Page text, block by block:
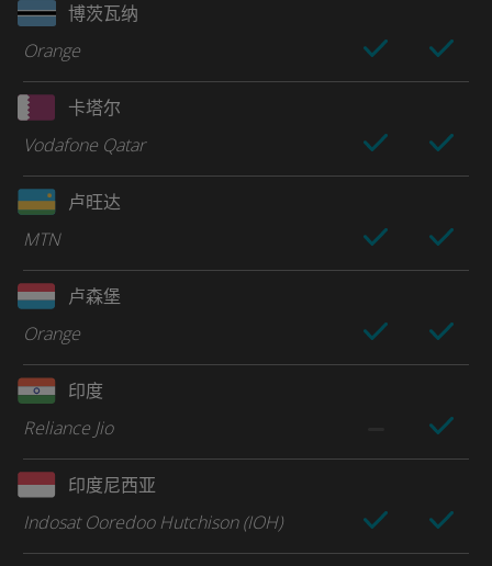
博茨瓦纳
Orange
卡塔尔
Vodafone Qatar
卢旺达
MTN
卢森堡
Orange
印度
Reliance Jio
印度尼西亚
Indosat Ooredoo Hutchison (IOH)